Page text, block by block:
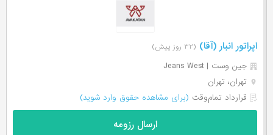
اپراتور انبار (آقا) (۳۲ روز پیش)
جین وست | Jeans West
تهران، تهران
قرارداد تمام‌وقت (برای مشاهده حقوق وارد شوید)
ارسال رزومه